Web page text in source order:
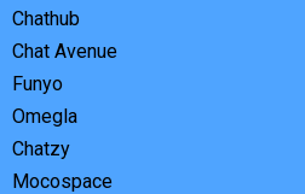
Chathub
Chat Avenue
Funyo
Omegla
Chatzy
Mocospace